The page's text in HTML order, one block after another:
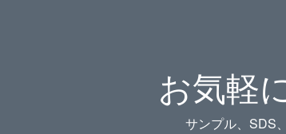
お気軽
サンプル、SDS